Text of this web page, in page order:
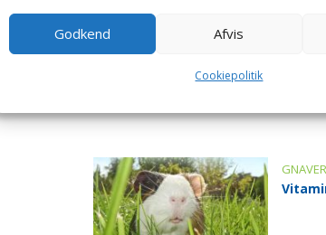
Godkend Afvis
Cookiepolitik
en han (evt. kastreret) og en hun eller to
mindst en af dem er lille unge, når de
kønsdufte, som de to hanner kan komme op
og evt. en enkelt kastreret han, eller i